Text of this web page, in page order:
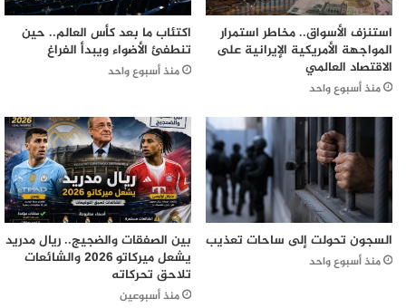
استنزف الأسواق.. مخاطر استمرار
المواجهة الأمريكية الإيرانية على
الاقتصاد العالمي
منذ أسبوع واحد
اكتئاب ما بعد كأس العالم.. حين
تنطفئ الأضواء ويبدأ الفراغ
منذ أسبوع واحد
السجون تحولت إلى ساحات تعذيب
منذ أسبوع واحد
بين الصفقات والضجيج.. ريال مدريد
يشعل ميركاتو 2026 والشائعات
تلاحق تحركاته
منذ أسبوعين